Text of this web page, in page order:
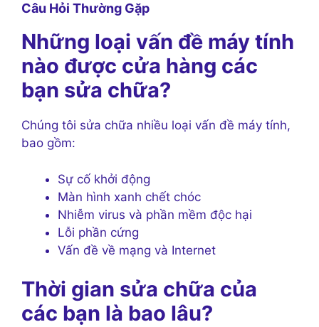
Câu Hỏi Thường Gặp
Những loại vấn đề máy tính
nào được cửa hàng các
bạn sửa chữa?
Chúng tôi sửa chữa nhiều loại vấn đề máy tính,
bao gồm:
Sự cố khởi động
Màn hình xanh chết chóc
Nhiễm virus và phần mềm độc hại
Lỗi phần cứng
Vấn đề về mạng và Internet
Thời gian sửa chữa của
các bạn là bao lâu?